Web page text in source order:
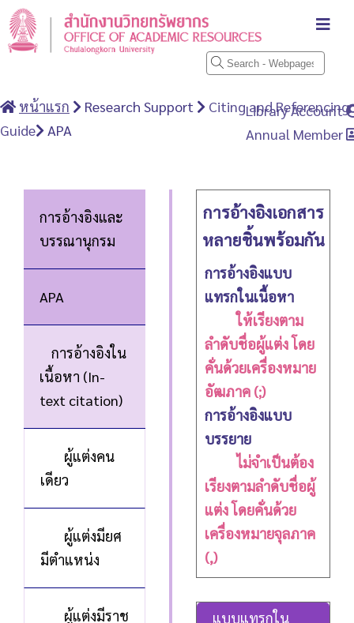
Library Account
Annual Member
หน้าแรก Research Support
Citing and Referencing
Guide
APA
การอ้างอิงและ
บรรณานุกรม
APA
การอ้างอิงใน
เนื้อหา (In-
text citation)
ผู้แต่งคน
เดียว
ผู้แต่งมียศ
มีตำแหน่ง
ผู้แต่งมีราช
การอ้างอิงเอกสาร
หลายชิ้นพร้อมกัน
การอ้างอิงแบบ
แทรกในเนื้อหา
ให้เรียงตาม
ลำดับชื่อผู้แต่ง โดย
คั่นด้วยเครื่องหมาย
อัฒภาค (;)
การอ้างอิงแบบ
บรรยาย
ไม่จำเป็นต้อง
เรียงตามลำดับชื่อผู้
แต่ง โดยคั่นด้วย
เครื่องหมายจุลภาค
(,)
แบบแทรกใน